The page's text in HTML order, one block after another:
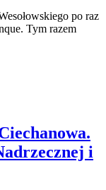
po raz
Tym razem
i